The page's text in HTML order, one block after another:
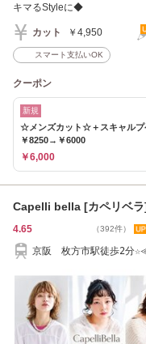
キマるStyleに◆
カット ￥4,950
スマート支払いOK
クーポン
新規
☆メンズカット☆＋スキャルプ
￥8250→￥6000
￥6,000
Capelli bella [カペリベ
4.65 （392件）
京阪 枚方市駅徒歩2分